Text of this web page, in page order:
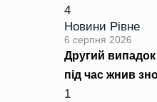
4
Новини Рівне
6 серпня 2026
Другий випадок
під час жнив
1